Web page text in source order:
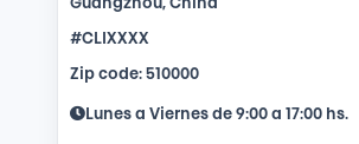
Guangzhou, China
#CLIXXXX
Zip code: 510000
Lunes a Viernes de 9:00 a 17:00 hs.